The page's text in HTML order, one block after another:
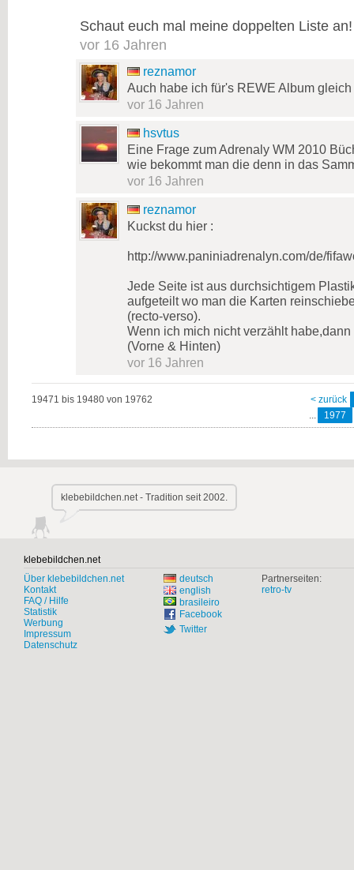
Schaut euch mal meine doppelten Liste
vor 16 Jahren
reznamor
Auch habe ich für's REWE Album
vor 16 Jahren
hsvtus
Eine Frage zum Adrenaly WM 2010
wie bekommt man die denn in das
vor 16 Jahren
reznamor
Kuckst du hier :
http://www.paniniadrenalyn.com/de/
Jede Seite ist aus durchsichtigem
aufgeteilt wo man die Karten
(recto-verso).
Wenn ich mich nicht verzählt
(Vorne & Hinten)
vor 16 Jahren
19471 bis 19480 von 19762
< zurück
...
1977
klebebildchen.net - Tradition seit 2002.
klebebildchen.net
Über klebebildchen.net
Kontakt
FAQ / Hilfe
Statistik
Werbung
Impressum
Datenschutz
deutsch
english
brasileiro
Facebook
Twitter
Partnerseiten:
retro-tv